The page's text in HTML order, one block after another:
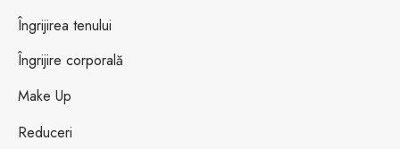
Îngrijirea tenului
Îngrijire corporală
Make Up
Reduceri